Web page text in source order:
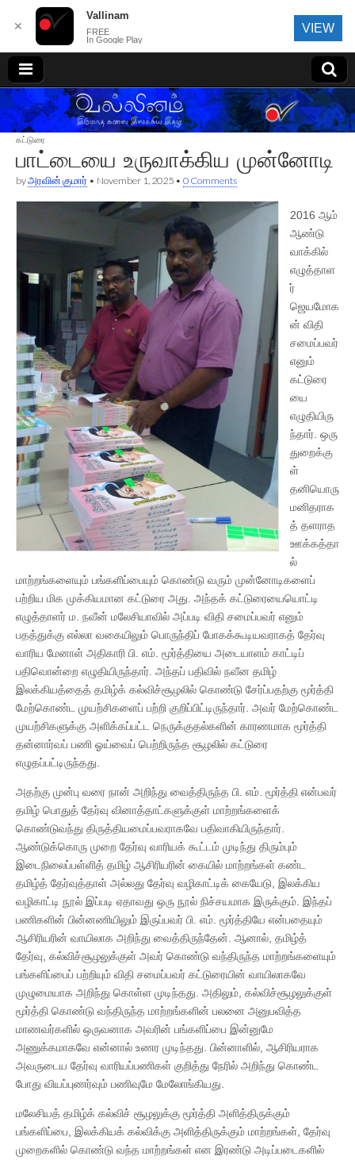
வல்லினம்
கட்டுரை
பாட்டையை உருவாக்கிய முன்னோடி
byஅரவின் குமார் • November 1, 2025 • 0 Comments
2016 ஆம்
ஆண்டு
வாக்கில்
எழுத்தாள
ர்
ஜெயமோக
ன் விதி
சமைப்பவர்
எனும்
கட்டுரை
யை
எழுதியிரு
ந்தார். ஒரு
துறைக்கு
ள்
தனியொரு
மனிதராக
த் தளராத
ஊக்கத்தா
ல்
மாற்றங்களையும் பங்களிப்பையும் கொண்டு வரும் முன்னோடிகளைப்
பற்றிய மிக முக்கியமான கட்டுரை அது. அந்தக் கட்டுரையையொட்டி
எழுத்தாளர் ம. நவீன் மலேசியாவில் அப்படி விதி சமைப்பவர் எனும்
பதத்துக்கு எல்லா வகையிலும் பொருந்திப் போகக்கூடியவராகத் தேர்வு
வாரிய மேனாள் அதிகாரி பி. எம். மூர்த்தியை அடையாளம் காட்டிப்
பதிவொன்றை எழுதியிருந்தார். அந்தப் பதிவில் நவீன தமிழ்
இலக்கியத்தைத் தமிழ்க் கல்விச்சூழலில் கொண்டு சேர்ப்பதற்கு மூர்த்தி
மேற்கொண்ட முயற்சிகளைப் பற்றி குறிப்பிட்டிருந்தார். அவர் மேற்கொண்ட
முயற்சிகளுக்கு அளிக்கப்பட்ட நெருக்குதல்களின் காரணமாக மூர்த்தி
தன்னார்வப் பணி ஓய்வைப் பெற்றிருந்த சூழலில் கட்டுரை
எழுதப்பட்டிருந்தது.
அதற்கு முன்பு வரை நான் அறிந்து வைத்திருந்த பி. எம். மூர்த்தி என்பவர்
தமிழ் பொதுத் தேர்வு வினாத்தாட்களுக்குள் மாற்றங்களைக்
கொண்டுவந்து திருத்தியமைப்பவராகவே பதிவாகியிருந்தார்.
ஆண்டுக்கொரு முறை தேர்வு வாரியக் கூட்டம் முடிந்து திரும்பும்
இடைநிலைப்பள்ளித் தமிழ் ஆசிரியரின் கையில் மாற்றங்கள் கண்ட
தமிழ்த் தேர்வுத்தாள் அல்லது தேர்வு வழிகாட்டிக் கையேடு, இலக்கிய
வழிகாட்டி நூல் இப்படி ஏதாவது ஒரு நூல் நிச்சயமாக இருக்கும். இந்தப்
பணிகளின் பின்னணியிலும் இருப்பவர் பி. எம். மூர்த்தியே என்பதையும்
ஆசிரியரின் வாயிலாக அறிந்து வைத்திருந்தேன். ஆனால், தமிழ்த்
தேர்வு, கல்விச்சூழலுக்குள் அவர் கொண்டு வந்திருந்த மாற்றங்களையும்
பங்களிப்பைப் பற்றியும் விதி சமைப்பவர் கட்டுரையின் வாயிலாகவே
முழுமையாக அறிந்து கொள்ள முடிந்தது. அதிலும், கல்விச்சூழலுக்குள்
மூர்த்தி கொண்டு வந்திருந்த மாற்றங்களின் பலனை அனுபவித்த
மாணவர்களில் ஒருவனாக அவரின் பங்களிப்பை இன்னுமே
அணுக்கமாகவே என்னால் உணர முடிந்தது. பின்னாளில், ஆசிரியராக
அவருடைய தேர்வு வாரியப்பணிகள் குறித்து நேரில் அறிந்து கொண்ட
போது வியப்புணர்வும் பணிவுமே மேலோங்கியது.
மலேசியத் தமிழ்க் கல்விச் சூழலுக்கு மூர்த்தி அளித்திருக்கும்
பங்களிப்பை, இலக்கியக் கல்விக்கு அளித்திருக்கும் மாற்றங்கள், தேர்வு
முறைகளில் கொண்டு வந்த மாற்றங்கள் என இரண்டு அடிப்படைகளில்
✕
Vallinam
FREE
In Google Play
VIEW